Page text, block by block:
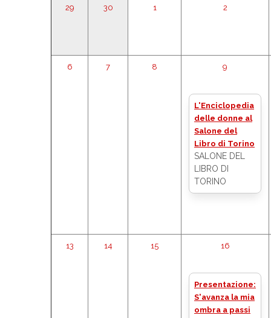
29 30 1 2
6 7 8 9
L'Enciclopedia
delle donne al
Salone del
Libro di Torino
SALONE DEL
LIBRO DI
TORINO
13 14 15 16
Presentazione:
S'avanza la mia
ombra a passi